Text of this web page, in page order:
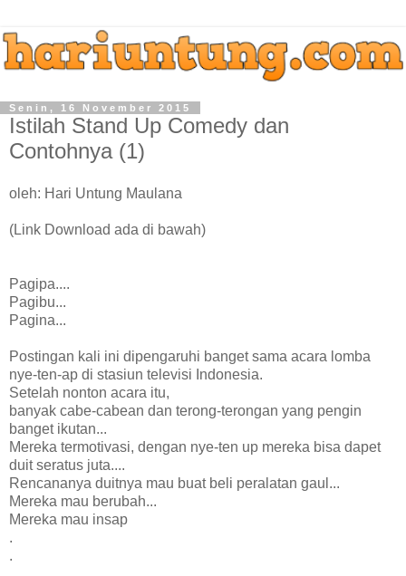
Senin, 16 November 2015
Istilah Stand Up Comedy dan
Contohnya (1)
oleh: Hari Untung Maulana
(Link Download ada di bawah)
Pagipa....
Pagibu...
Pagina...
Postingan kali ini dipengaruhi banget sama acara lomba
nye-ten-ap di stasiun televisi Indonesia.
Setelah nonton acara itu,
banyak cabe-cabean dan terong-terongan yang pengin
banget ikutan...
Mereka termotivasi, dengan nye-ten up mereka bisa dapet
duit seratus juta....
Rencananya duitnya mau buat beli peralatan gaul...
Mereka mau berubah...
Mereka mau insap
.
.